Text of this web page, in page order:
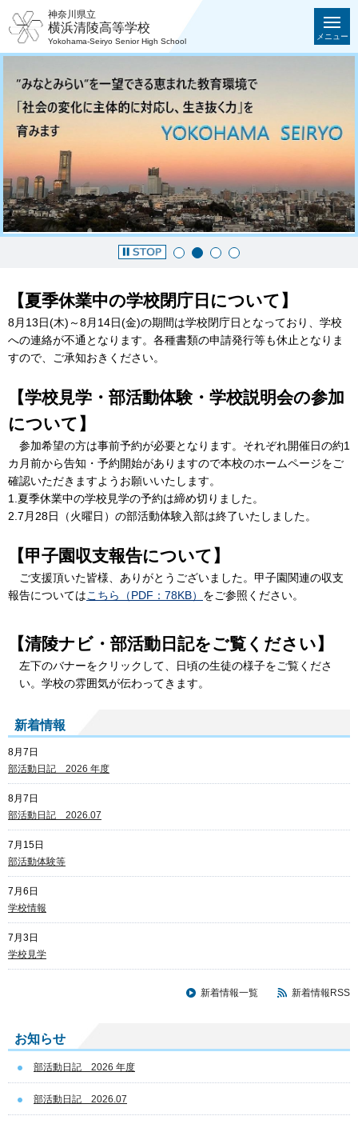
神奈川県立
横浜清陵高等学校
Yokohama-Seiryo Senior High School
メニュー
【夏季休業中の学校閉庁日について】
8月13日(木)～8月14日(金)の期間は学校閉庁日となっており、学校
への連絡が不通となります。各種書類の申請発行等も休止となりま
すので、ご承知おきください。
【学校見学・部活動体験・学校説明会の参加
について】
参加希望の方は事前予約が必要となります。それぞれ開催日の約1
カ月前から告知・予約開始がありますので本校のホームページをご
確認いただきますようお願いいたします。
1.夏季休業中の学校見学の予約は締め切りました。
2.7月28日（火曜日）の部活動体験入部は終了いたしました。
【甲子園収支報告について】
ご支援頂いた皆様、ありがとうございました。甲子園関連の収支
報告についてはこちら（PDF：78KB） をご参照ください。
【清陵ナビ・部活動日記をご覧ください】
左下のバナーをクリックして、日頃の生徒の様子をご覧くださ
い。学校の雰囲気が伝わってきます。
新着情報
8月7日
部活動日記 2026 年度
8月7日
部活動日記 2026.07
7月15日
部活動体験等
7月6日
学校情報
7月3日
学校見学
新着情報一覧 新着情報RSS
お知らせ
部活動日記 2026 年度
部活動日記 2026.07